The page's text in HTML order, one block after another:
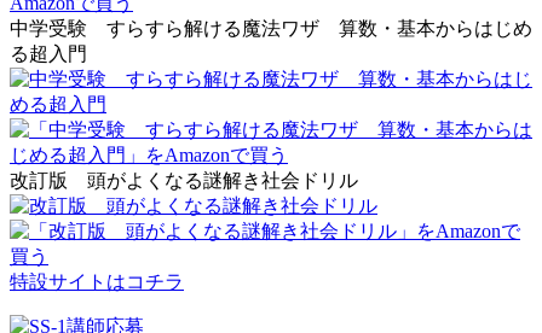
中学受験 すらすら解ける魔法ワザ 算数・基本からはじめ
る超入門
改訂版 頭がよくなる謎解き社会ドリル
特設サイトはコチラ